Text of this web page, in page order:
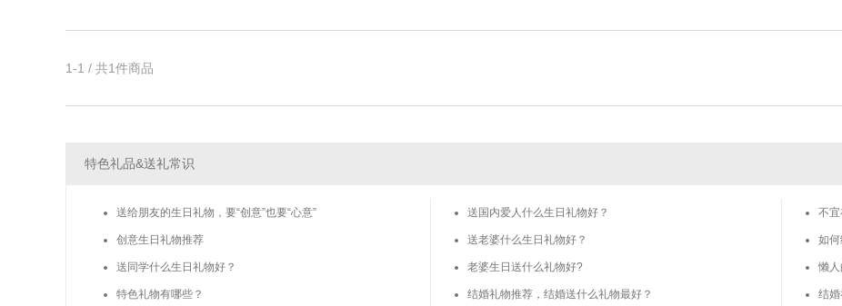
1-1 / 共1件商品
特色礼品&送礼常识
送给朋友的生日礼物，要“创意”也要“心意”
创意生日礼物推荐
送同学什么生日礼物好？
特色礼物有哪些？
送国内爱人什么生日礼物好？
送老婆什么生日礼物好？
老婆生日送什么礼物好?
结婚礼物推荐，结婚送什么礼物最好？
不
如何
懒
结